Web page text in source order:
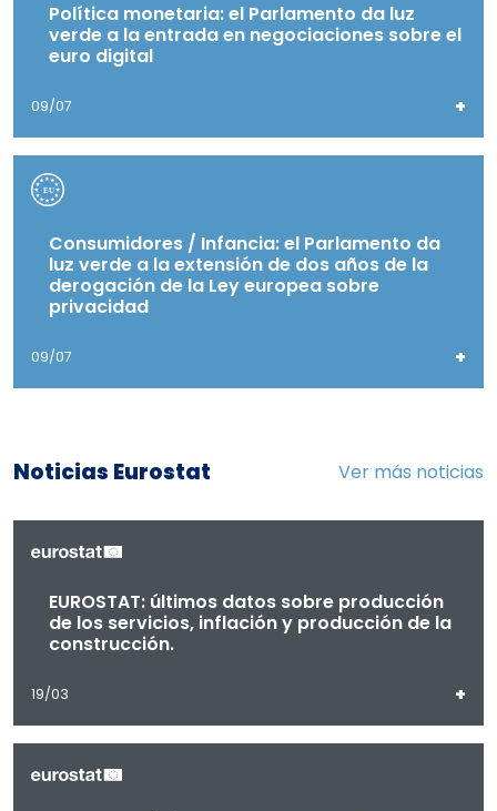
Política monetaria: el Parlamento da luz
verde a la entrada en negociaciones sobre el
euro digital
09/07 +
Consumidores / Infancia: el Parlamento da
luz verde a la extensión de dos años de la
derogación de la Ley europea sobre
privacidad
09/07 +
Noticias Eurostat Ver más noticias
EUROSTAT: últimos datos sobre producción
de los servicios, inflación y producción de la
construcción.
19/03 +